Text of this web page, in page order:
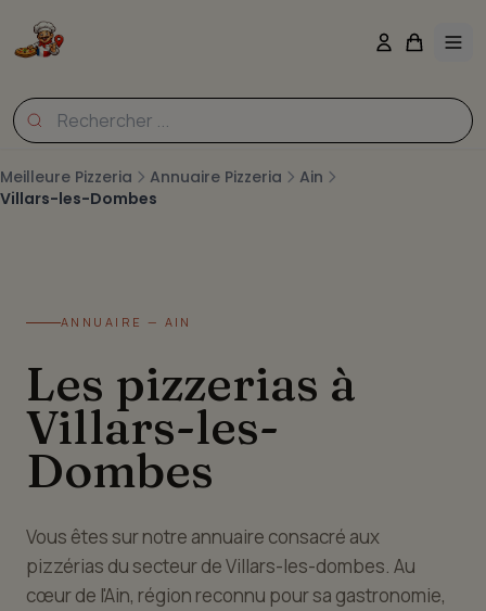
Meilleure Pizzeria Annuaire Pizzeria
Ain
Villars-les-Dombes
ANNUAIRE — AIN
Les pizzerias à
Villars-les-
Dombes
Vous êtes sur notre annuaire consacré aux
pizzérias du secteur de Villars-les-dombes. Au
cœur de l'Ain, région reconnu pour sa gastronomie,